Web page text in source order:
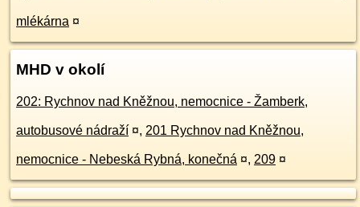
mlékárna ¤
MHD v okolí
202: Rychnov nad Kněžnou, nemocnice - Žamberk,
autobusové nádraží ¤, 201 Rychnov nad Kněžnou,
nemocnice - Nebeská Rybná, konečná ¤, 209 ¤